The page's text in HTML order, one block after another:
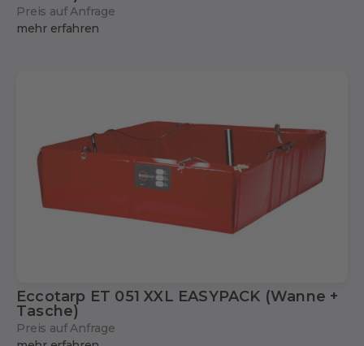
Preis auf Anfrage
mehr erfahren
Eccotarp ET 051 XXL EASYPACK (Wanne +
Tasche)
Preis auf Anfrage